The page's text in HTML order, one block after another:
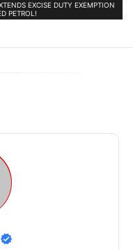
EXCISE DUTY EXEMPTION
PETROL!